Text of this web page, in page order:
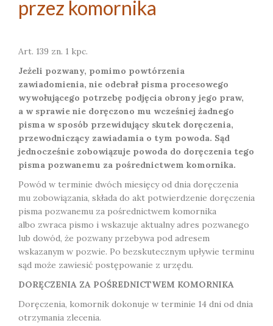
przez komornika
Art. 139 zn. 1 kpc.
Jeżeli pozwany, pomimo powtórzenia
zawiadomienia, nie odebrał pisma procesowego
wywołującego potrzebę podjęcia obrony jego praw,
a w sprawie nie doręczono mu wcześniej żadnego
pisma w sposób przewidujący skutek doręczenia,
przewodniczący zawiadamia o tym powoda. Sąd
jednocześnie zobowiązuje powoda do doręczenia tego
pisma pozwanemu za pośrednictwem komornika.
Powód w terminie dwóch miesięcy od dnia doręczenia
mu zobowiązania, składa do akt potwierdzenie doręczenia
pisma pozwanemu za pośrednictwem komornika
albo zwraca pismo i wskazuje aktualny adres pozwanego
lub dowód, że pozwany przebywa pod adresem
wskazanym w pozwie. Po bezskutecznym upływie terminu
sąd może zawiesić postępowanie z urzędu.
DORĘCZENIA ZA POŚREDNICTWEM KOMORNIKA
Doręczenia, komornik dokonuje w terminie 14 dni od dnia
otrzymania zlecenia.